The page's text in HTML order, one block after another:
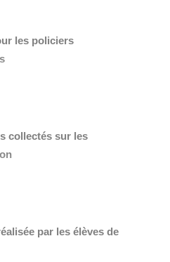
les policiers
collectés sur les
par les élèves de